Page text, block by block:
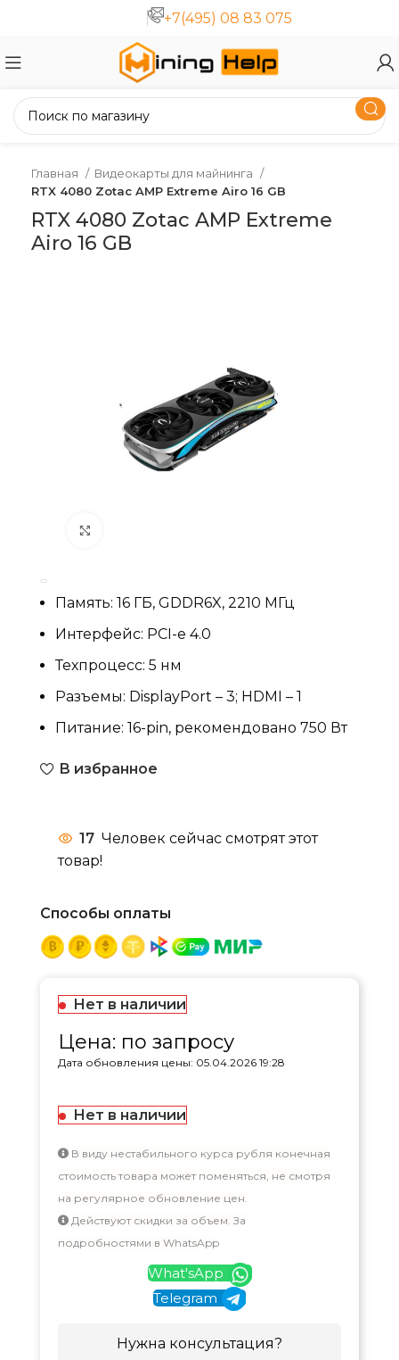
+7(495) 08 83 075
Главная
Видеокарты для майнинга
RTX 4080 Zotac AMP Extreme Airo 16 GB
RTX 4080 Zotac AMP Extreme
Airo 16 GB
Память: 16 ГБ, GDDR6X, 2210 МГц
Интерфейс: PCI-e 4.0
Техпроцесс: 5 нм
Разъемы: DisplayPort – 3; HDMI – 1
Питание: 16-pin, рекомендовано 750 Вт
В избранное
17 Человек сейчас смотрят этот
товар!
Способы оплаты
Нет в наличии
Цена: по запросу
Дата обновления цены: 05.04.2026 19:28
Нет в наличии
В виду нестабильного курса рубля конечная
стоимость товара может поменяться, не смотря
на регулярное обновление цен.
Действуют скидки за объем. За
подробностями в WhatsApp
What'sApp
Telegram
Нужна консультация?